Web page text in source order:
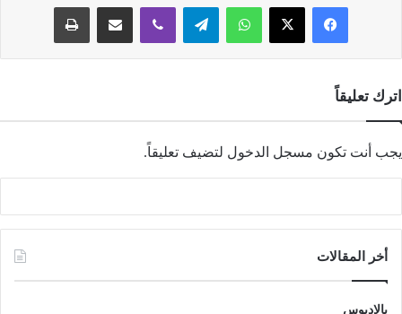
فيسبوك‫X واتسابتيلقرامڤايبر مشاركة عبر البريد طباعة
اترك تعليقاً
يجب أنت تكون مسجل الدخول لتضيف تعليقاً.
أخر المقالات
بالاديوس